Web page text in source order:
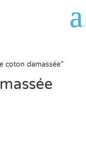
coton damassée”